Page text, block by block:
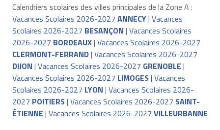
Calendriers scolaires des villes principales de la Zone A :
Vacances Scolaires 2026-2027 ANNECY| Vacances
Scolaires 2026-2027 BESANÇON | Vacances Scolaires
2026-2027 BORDEAUX| Vacances Scolaires 2026-2027
CLERMONT-FERRAND| Vacances Scolaires 2026-2027
DIJON | Vacances Scolaires 2026-2027 GRENOBLE |
Vacances Scolaires 2026-2027 LIMOGES| Vacances
Scolaires 2026-2027 LYON | Vacances Scolaires 2026-
2027 POITIERS| Vacances Scolaires 2026-2027 SAINT-
ÉTIENNE | Vacances Scolaires 2026-2027 VILLEURBANNE